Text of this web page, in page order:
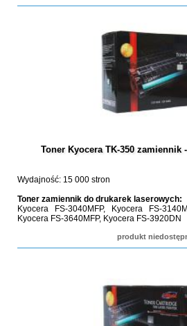
Toner Kyocera TK-350 zamiennik
Wydajność: 15 000 stron
Toner zamiennik do drukarek laserowych:
Kyocera FS-3040MFP, Kyocera FS-
Kyocera FS-3640MFP, Kyocera FS-3920DN
produkt